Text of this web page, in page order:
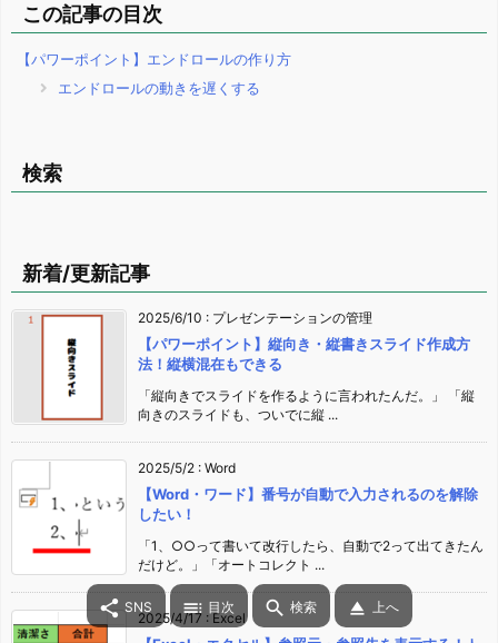
この記事の目次
【パワーポイント】エンドロールの作り方
エンドロールの動きを遅くする
検索
新着/更新記事
2025/6/10 : プレゼンテーションの管理
【パワーポイント】縦向き・縦書きスライド作成方
法！縦横混在もできる
「縦向きでスライドを作るように言われたんだ。」 「縦
向きのスライドも、ついでに縦 ...
2025/5/2 : Word
【Word・ワード】番号が自動で入力されるのを解除
したい！
「1、○○って書いて改行したら、自動で2って出てきたん
だけど。」「オートコレクト ...
2025/4/17 :Excel
 SNS  目次  検索  上へ